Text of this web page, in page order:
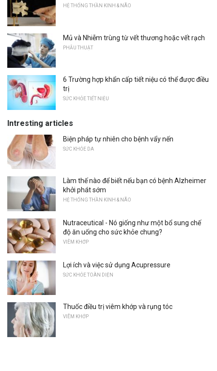
HỆ THỐNG THẦN KINH & NÃO
Mủ và Nhiễm trùng từ vết thương hoặc vết rạch
PHẪU THUẬT
6 Trường hợp khẩn cấp tiết niệu có thể được điều
trị
SỨC KHỎE TIẾT NIỆU
Intresting articles
Biện pháp tự nhiên cho bệnh vẩy nến
SỨC KHỎE DA
Làm thế nào để biết nếu bạn có bệnh Alzheimer
khởi phát sớm
HỆ THỐNG THẦN KINH & NÃO
Nutraceutical - Nó giống như một bổ sung chế
độ ăn uống cho sức khỏe chung?
VIÊM KHỚP
Lợi ích và việc sử dụng Acupressure
SỨC KHỎE TOÀN DIỆN
Thuốc điều trị viêm khớp và rụng tóc
VIÊM KHỚP